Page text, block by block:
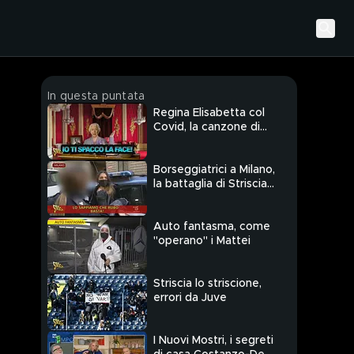
In questa puntata
Regina Elisabetta col
Covid, la canzone di
Borseggiatrici a Milano,
la battaglia di Striscia
Auto fantasma, come
"operano" i Mattei
Striscia lo striscione,
errori da Juve
I Nuovi Mostri, i segreti